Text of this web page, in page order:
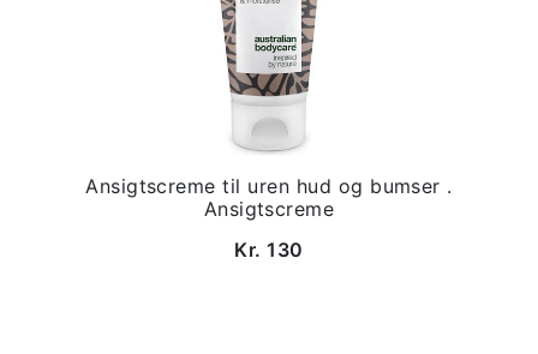
Ansigtscreme til uren hud og bumser .
Ansigtscreme
Kr. 130